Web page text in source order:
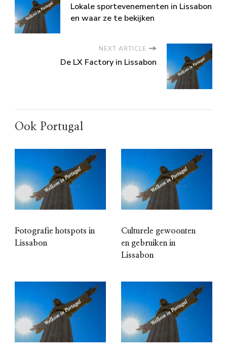
Lokale sportevenementen in Lissabon
en waar ze te bekijken
NEXT ARTICLE
De LX Factory in Lissabon
Ook Portugal
Fotografie hotspots in
Lissabon
Culturele gewoonten
en gebruiken in
Lissabon